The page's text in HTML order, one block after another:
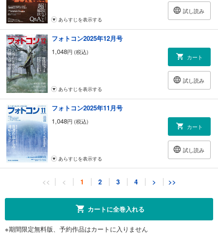
試し読み
あらすじを表示する
フォトコン2025年12月号
1,048円 (税込)
カート
試し読み
あらすじを表示する
フォトコン2025年11月号
1,048円 (税込)
カート
試し読み
あらすじを表示する
フォトコン2025年10月号
試し読み
あらすじを表示する
<< < 1 2 3 4 > >>
カートに全巻入れる
※期間限定無料版、予約作品はカートに入りません